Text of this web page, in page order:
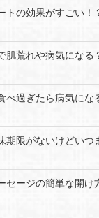
トの効果がすごい！
肌荒れや病気になる
べ過ぎたら病気にな
期限がないけどいつ
セージの簡単な開け